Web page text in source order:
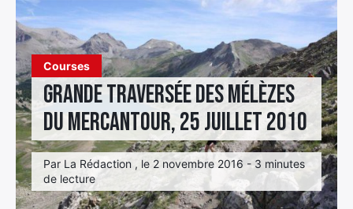
Courses
Grande Traversée des Mélèzes
du Mercantour, 25 juillet 2010
Par La Rédaction , le 2 novembre 2016 - 3 minutes
de lecture
de
menu
Élément
de
menumenu